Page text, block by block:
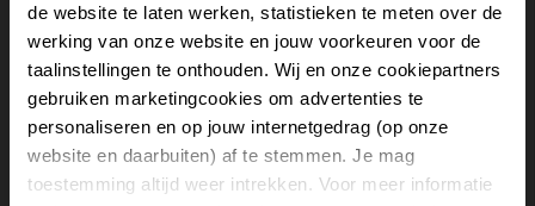
de website te laten werken, statistieken te meten over de
werking van onze website en jouw voorkeuren voor de
taalinstellingen te onthouden. Wij en onze cookiepartners
gebruiken marketingcookies om advertenties te
personaliseren en op jouw internetgedrag (op onze
website en daarbuiten) af te stemmen. Je mag
toestemming altijd weer intrekken. Voor meer informatie